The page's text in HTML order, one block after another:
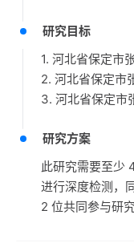
研究目标
1. 河北省保定市
2. 河北省保定市
3. 河北省保定市
研究方案
此研究需要至少
进行深度检测，
2 位共同参与研究